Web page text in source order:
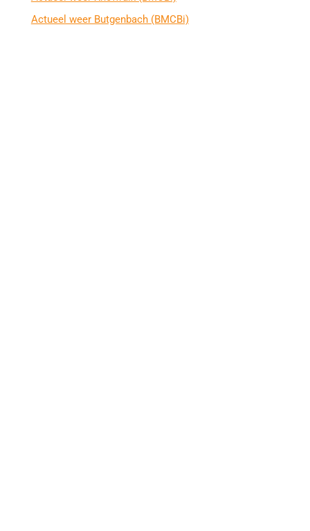
Actueel weer Butgenbach (BMCBi)